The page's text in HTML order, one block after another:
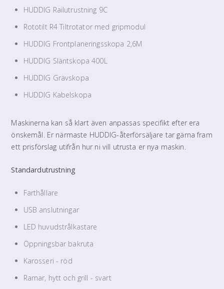
HUDDIG Railutrustning 9C
Rototilt R4 Tiltrotator med gripmodul
HUDDIG Frontplaneringsskopa 2,6M
HUDDIG Släntskopa 400L
HUDDIG Grävskopa
HUDDIG Kabelskopa
Maskinerna kan så klart även anpassas specifikt efter era
önskemål. Er närmaste HUDDIG-återförsäljare tar gärna fram
ett prisförslag utifrån hur ni vill utrusta er nya maskin.
Standardutrustning
Farthållare
USB anslutningar
LED huvudstrålkastare
Öppningsbar bakruta
Karosseri - röd
Ramar, hytt och grill - svart